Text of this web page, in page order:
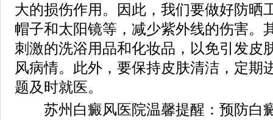
大的损伤作用。因此，我们要做好防晒
帽子和太阳镜等，减少紫外线的伤害。
刺激的洗浴用品和化妆品，以免引发皮
风病情。此外，要保持皮肤清洁，定期
题及时就医。
苏州白癜风医院温馨提醒：预防白